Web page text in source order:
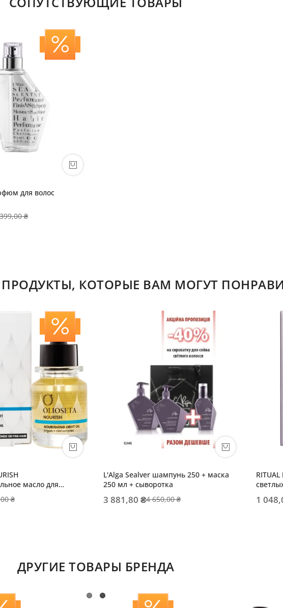
для волос
₴
КОТОРЫЕ ВАМ МОГУТ
масло для
₴
L'Alga Sealver шампунь 250 + маска
250 мл + сыворотка
3 881,80 ₴4 650,00 ₴
RITUAL
1
ДРУГИЕ ТОВАРЫ БРЕНДА